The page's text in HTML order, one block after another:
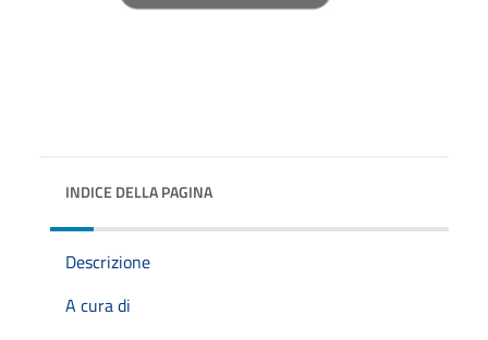
INDICE DELLA PAGINA
Descrizione
A cura di